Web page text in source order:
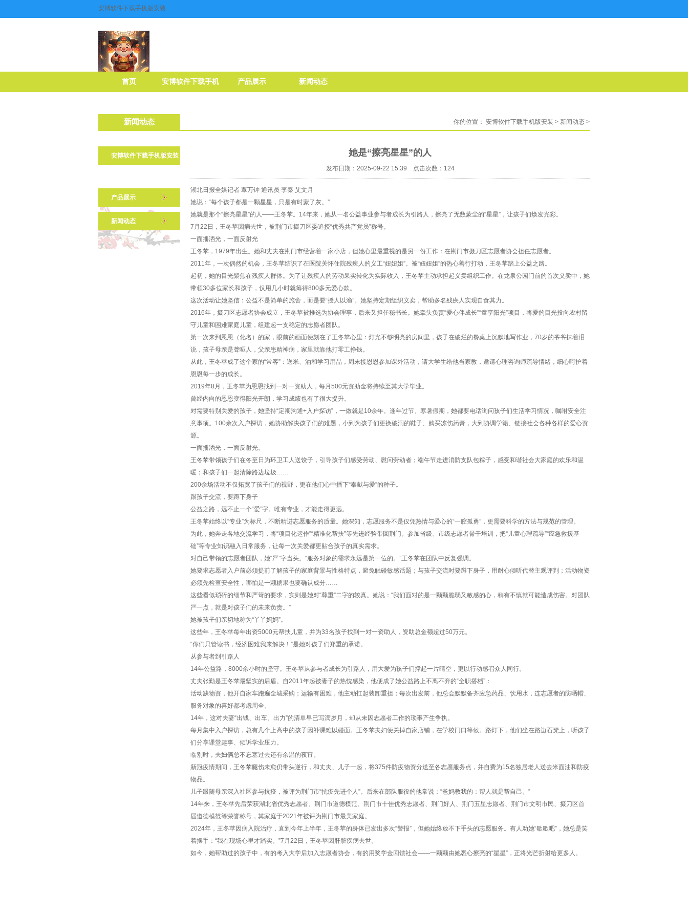
安博软件下载手机版安装
首页 安博软件下载手机 产品展示 新闻动态
新闻动态 你的位置： 安博软件下载手机版安装 > 新闻动态 >
安博软件下载手机版安装
产品展示
新闻动态
她是“擦亮星星”的人
发布日期：2025-09-22 15:39 点击次数：124
湖北日报全媒记者 覃万钟 通讯员 李秦 艾文月
她说：“每个孩子都是一颗星星，只是有时蒙了灰。”
她就是那个“擦亮星星”的人——王冬苹。14年来，她从一名公益事业参与者成长为引路人，擦亮了无数蒙尘的“星星”，让孩子们焕发光彩。
7月22日，王冬苹因病去世，被荆门市掇刀区委追授“优秀共产党员”称号。
一面播洒光，一面反射光
王冬苹，1979年出生。她和丈夫在荆门市经营着一家小店，但她心里最重视的是另一份工作：在荆门市掇刀区志愿者协会担任志愿者。
2011年，一次偶然的机会，王冬苹结识了在医院关怀住院残疾人的义工“妞妞姐”。被“妞妞姐”的热心善行打动，王冬苹踏上公益之路。
起初，她的目光聚焦在残疾人群体。为了让残疾人的劳动果实转化为实际收入，王冬苹主动承担起义卖组织工作。在龙泉公园门前的首次义卖中，她
带领30多位家长和孩子，仅用几小时就筹得800多元爱心款。
这次活动让她坚信：公益不是简单的施舍，而是要“授人以渔”。她坚持定期组织义卖，帮助多名残疾人实现自食其力。
2016年，掇刀区志愿者协会成立，王冬苹被推选为协会理事，后来又担任秘书长。她牵头负责“爱心伴成长”“童享阳光”项目，将爱的目光投向农村留
守儿童和困难家庭儿童，组建起一支稳定的志愿者团队。
第一次来到恩恩（化名）的家，眼前的画面便刻在了王冬苹心里：灯光不够明亮的房间里，孩子在破烂的餐桌上沉默地写作业，70岁的爷爷抹着泪
说，孩子母亲是聋哑人，父亲患精神病，家里就靠他打零工挣钱。
从此，王冬苹成了这个家的“常客”：送米、油和学习用品，周末接恩恩参加课外活动，请大学生给他当家教，邀请心理咨询师疏导情绪，细心呵护着
恩恩每一步的成长。
2019年8月，王冬苹为恩恩找到一对一资助人，每月500元资助金将持续至其大学毕业。
曾经内向的恩恩变得阳光开朗，学习成绩也有了很大提升。
对需要特别关爱的孩子，她坚持“定期沟通+入户探访”，一做就是10余年。逢年过节、寒暑假期，她都要电话询问孩子们生活学习情况，嘱咐安全注
意事项。100余次入户探访，她协助解决孩子们的难题，小到为孩子们更换破洞的鞋子、购买冻伤药膏，大到协调学籍、链接社会各种各样的爱心资
源。
一面播洒光，一面反射光。
王冬苹带领孩子们在冬至日为环卫工人送饺子，引导孩子们感受劳动、慰问劳动者；端午节走进消防支队包粽子，感受和谐社会大家庭的欢乐和温
暖；和孩子们一起清除路边垃圾……
200余场活动不仅拓宽了孩子们的视野，更在他们心中播下“奉献与爱”的种子。
跟孩子交流，要蹲下身子
公益之路，远不止一个“爱”字。唯有专业，才能走得更远。
王冬苹始终以“专业”为标尺，不断精进志愿服务的质量。她深知，志愿服务不是仅凭热情与爱心的“一腔孤勇”，更需要科学的方法与规范的管理。
为此，她奔走各地交流学习，将“项目化运作”“精准化帮扶”等先进经验带回荆门。参加省级、市级志愿者骨干培训，把“儿童心理疏导”“应急救援基
础”等专业知识融入日常服务，让每一次关爱都更贴合孩子的真实需求。
对自己带领的志愿者团队，她“严”字当头。“服务对象的需求永远是第一位的。”王冬苹在团队中反复强调。
她要求志愿者入户前必须提前了解孩子的家庭背景与性格特点，避免触碰敏感话题；与孩子交流时要蹲下身子，用耐心倾听代替主观评判；活动物资
必须先检查安全性，哪怕是一颗糖果也要确认成分……
这些看似琐碎的细节和严苛的要求，实则是她对“尊重”二字的较真。她说：“我们面对的是一颗颗脆弱又敏感的心，稍有不慎就可能造成伤害。对团队
严一点，就是对孩子们的未来负责。”
她被孩子们亲切地称为“丫丫妈妈”。
这些年，王冬苹每年出资5000元帮扶儿童，并为33名孩子找到一对一资助人，资助总金额超过50万元。
“你们只管读书，经济困难我来解决！”是她对孩子们郑重的承诺。
从参与者到引路人
14年公益路，8000余小时的坚守。王冬苹从参与者成长为引路人，用大爱为孩子们撑起一片晴空，更以行动感召众人同行。
丈夫张勤是王冬苹最坚实的后盾。自2011年起被妻子的热忱感染，他便成了她公益路上不离不弃的“全职搭档”：
活动缺物资，他开自家车跑遍全城采购；运输有困难，他主动扛起装卸重担；每次出发前，他总会默默备齐应急药品、饮用水，连志愿者的防晒帽、
服务对象的喜好都考虑周全。
14年，这对夫妻“出钱、出车、出力”的清单早已写满岁月，却从未因志愿者工作的琐事产生争执。
每月集中入户探访，总有几个上高中的孩子因补课难以碰面。王冬苹夫妇便关掉自家店铺，在学校门口等候。路灯下，他们坐在路边石凳上，听孩子
们分享课堂趣事、倾诉学业压力。
临别时，夫妇俩总不忘塞过去还有余温的夜宵。
新冠疫情期间，王冬苹腿伤未愈仍带头逆行，和丈夫、儿子一起，将375件防疫物资分送至各志愿服务点，并自费为15名独居老人送去米面油和防疫
物品。
儿子跟随母亲深入社区参与抗疫，被评为荆门市“抗疫先进个人”。后来在部队服役的他常说：“爸妈教我的：帮人就是帮自己。”
14年来，王冬苹先后荣获湖北省优秀志愿者、荆门市道德模范、荆门市十佳优秀志愿者、荆门好人、荆门五星志愿者、荆门市文明市民、掇刀区首
届道德模范等荣誉称号，其家庭于2021年被评为荆门市最美家庭。
2024年，王冬苹因病入院治疗，直到今年上半年，王冬苹的身体已发出多次“警报”，但她始终放不下手头的志愿服务。有人劝她“歇歇吧”，她总是笑
着摆手：“我在现场心里才踏实。”7月22日，王冬苹因肝脏疾病去世。
如今，她帮助过的孩子中，有的考入大学后加入志愿者协会，有的用奖学金回馈社会——一颗颗由她悉心擦亮的“星星”，正将光芒折射给更多人。